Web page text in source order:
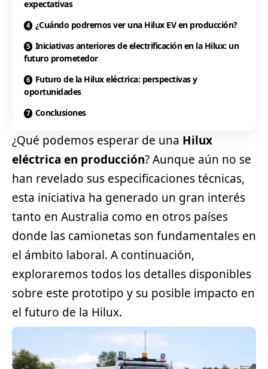
expectativas
¿Cuándo podremos ver una Hilux EV en producción?
Iniciativas anteriores de electrificación en la Hilux: un
futuro prometedor
Futuro de la Hilux eléctrica: perspectivas y
oportunidades
Conclusiones
¿Qué podemos esperar de una Hilux
eléctrica en producción? Aunque aún no se
han revelado sus especificaciones técnicas,
esta iniciativa ha generado un gran interés
tanto en Australia como en otros países
donde las camionetas son fundamentales en
el ámbito laboral. A continuación,
exploraremos todos los detalles disponibles
sobre este prototipo y su posible impacto en
el futuro de la Hilux.